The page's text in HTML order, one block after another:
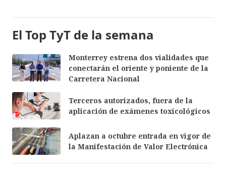
El Top TyT de la semana
Monterrey estrena dos vialidades que
conectarán el oriente y poniente de la
Carretera Nacional
Terceros autorizados, fuera de la
aplicación de exámenes toxicológicos
Aplazan a octubre entrada en vigor de
la Manifestación de Valor Electrónica